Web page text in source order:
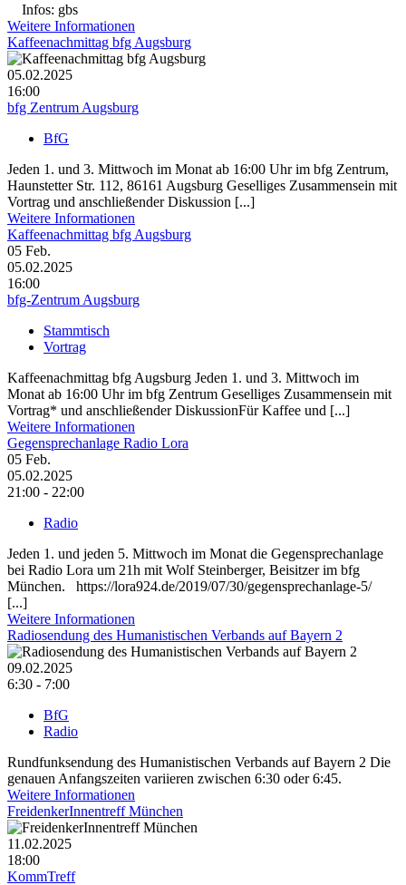
Infos: gbs
Weitere Informationen
Kaffeenachmittag bfg Augsburg
05.02.2025
16:00
bfg Zentrum Augsburg
BfG
Jeden 1. und 3. Mittwoch im Monat ab 16:00 Uhr im bfg Zentrum,
Haunstetter Str. 112, 86161 Augsburg Geselliges Zusammensein mit
Vortrag und anschließender Diskussion [...]
Weitere Informationen
Kaffeenachmittag bfg Augsburg
05 Feb.
05.02.2025
16:00
bfg-Zentrum Augsburg
Stammtisch
Vortrag
Kaffeenachmittag bfg Augsburg Jeden 1. und 3. Mittwoch im
Monat ab 16:00 Uhr im bfg Zentrum Geselliges Zusammensein mit
Vortrag* und anschließender DiskussionFür Kaffee und [...]
Weitere Informationen
Gegensprechanlage Radio Lora
05 Feb.
05.02.2025
21:00 - 22:00
Radio
Jeden 1. und jeden 5. Mittwoch im Monat die Gegensprechanlage
bei Radio Lora um 21h mit Wolf Steinberger, Beisitzer im bfg
München. https://lora924.de/2019/07/30/gegensprechanlage-5/
[...]
Weitere Informationen
Radiosendung des Humanistischen Verbands auf Bayern 2
09.02.2025
6:30 - 7:00
BfG
Radio
Rundfunksendung des Humanistischen Verbands auf Bayern 2 Die
genauen Anfangszeiten variieren zwischen 6:30 oder 6:45.
Weitere Informationen
FreidenkerInnentreff München
11.02.2025
18:00
KommTreff